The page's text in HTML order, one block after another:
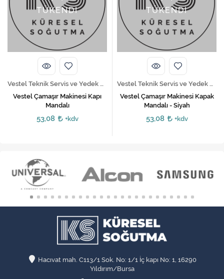
TÜKENDİ
Vestel Teknik Servis ve Yedek Parça Hizmetleri
Vestel Çamaşır Makinesi Kapı
Mandalı
53,08 +kdv
TÜKENDİ
Vestel Teknik Servis ve Yedek Parça Hizmetleri
Vestel Çamaşır Makinesi Kapak
Mandalı - Siyah
53,08 +kdv
Hacıvat mah. C113/1 Sok. No: 1/1 İç kapı No: 1, 16290
Yıldırım/Bursa